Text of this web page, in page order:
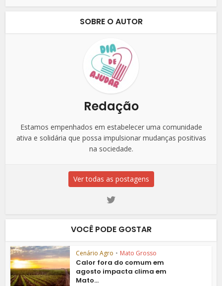
SOBRE O AUTOR
Redação
Estamos empenhados em estabelecer uma comunidade
ativa e solidária que possa impulsionar mudanças positivas
na sociedade.
Ver todas as postagens
VOCÊ PODE GOSTAR
Cenário Agro • Mato Grosso
Calor fora do comum em
agosto impacta clima em
Mato...